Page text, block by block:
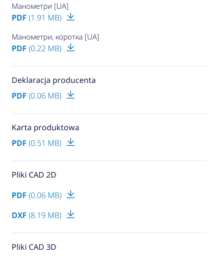
Манометри [UA]
PDF (1.91 MB)
Манометри, коротка [UA]
PDF (0.22 MB)
Deklaracja producenta
PDF (0.06 MB)
Karta produktowa
PDF (0.51 MB)
Pliki CAD 2D
PDF (0.06 MB)
DXF (8.19 MB)
Pliki CAD 3D